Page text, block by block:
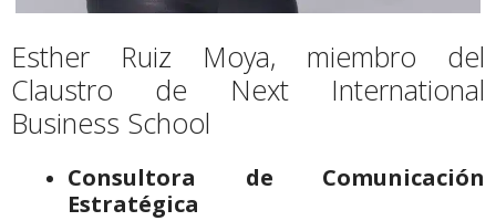
Esther Ruiz Moya, miembro del
Claustro de Next International
Business School
Consultora de Comunicación
Estratégica